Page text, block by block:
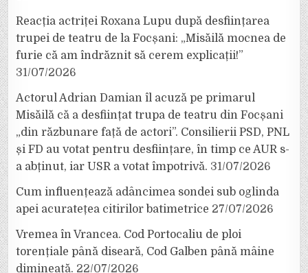
Reacția actriței Roxana Lupu după desființarea
trupei de teatru de la Focșani: „Misăilă mocnea de
furie că am îndrăznit să cerem explicații!”
31/07/2026
Actorul Adrian Damian îl acuză pe primarul
Misăilă că a desființat trupa de teatru din Focșani
„din răzbunare față de actori”. Consilierii PSD, PNL
și FD au votat pentru desființare, în timp ce AUR s-
a abținut, iar USR a votat împotrivă. 31/07/2026
Cum influențează adâncimea sondei sub oglinda
apei acuratețea citirilor batimetrice 27/07/2026
Vremea în Vrancea. Cod Portocaliu de ploi
torențiale până diseară, Cod Galben până mâine
dimineață. 22/07/2026